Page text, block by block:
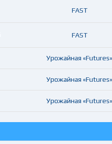
FAST
FAST
Урожайная «Futures»
Урожайная «Futures»
Урожайная «Futures»